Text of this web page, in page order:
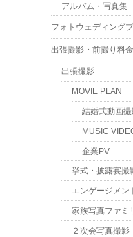
アルバム・写真集
フォトウェディング
出張撮影・前撮り料
出張撮影
MOVIE PLAN
結婚式動画
MUSIC
企業PV
挙式・披露宴撮
エンゲージメン
家族写真ファミ
２次会写真撮影